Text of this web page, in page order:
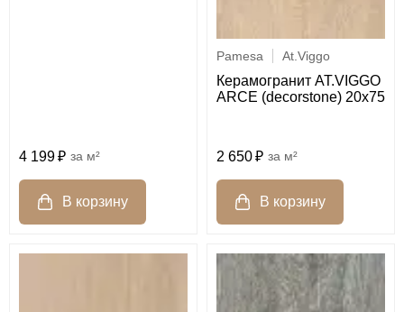
4 199 м²
Pamesa At.Viggo
Керамогранит AT.VIGGO
ARCE (decorstone) 20x75
2 650 м²